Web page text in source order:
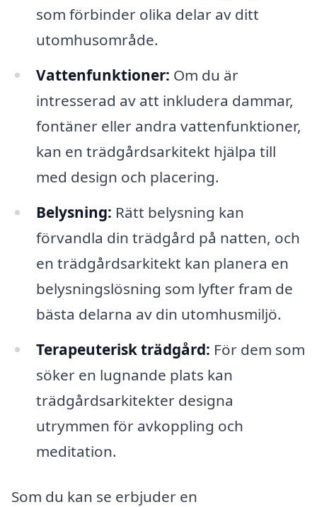
som förbinder olika delar av ditt
utomhusområde.
Vattenfunktioner: Om du är
intresserad av att inkludera dammar,
fontäner eller andra vattenfunktioner,
kan en trädgårdsarkitekt hjälpa till
med design och placering.
Belysning: Rätt belysning kan
förvandla din trädgård på natten, och
en trädgårdsarkitekt kan planera en
belysningslösning som lyfter fram de
bästa delarna av din utomhusmiljö.
Terapeuterisk trädgård: För dem som
söker en lugnande plats kan
trädgårdsarkitekter designa
utrymmen för avkoppling och
meditation.
Som du kan se erbjuder en